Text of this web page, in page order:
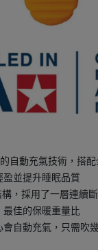
自動充氣技術，搭
盈並提升睡眠品質
，採用了一層連續
最佳的保暖重量比
自動充氣，只需吹